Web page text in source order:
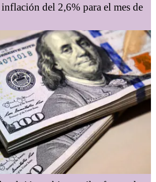
del 2,6% para el mes de